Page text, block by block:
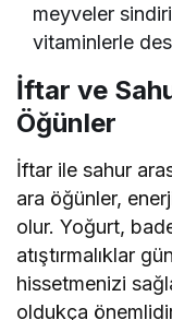
meyveler
vitaminlerle
İftar ve
Öğünler
İftar ile sahur
ara öğünler,
olur. Yoğurt,
atıştırmalıklar
hissetmenizi
oldukça